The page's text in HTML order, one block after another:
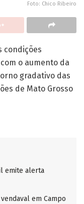
Foto: Chico Ribeiro
condições
o aumento da
gradativo das
de Mato Grosso
emite alerta
em Campo